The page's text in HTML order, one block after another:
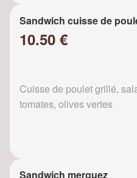
Sandwich cuisse de
10.50 €
Cuisse de poulet grillé,
tomates, olives vertes
Sandwich merguez